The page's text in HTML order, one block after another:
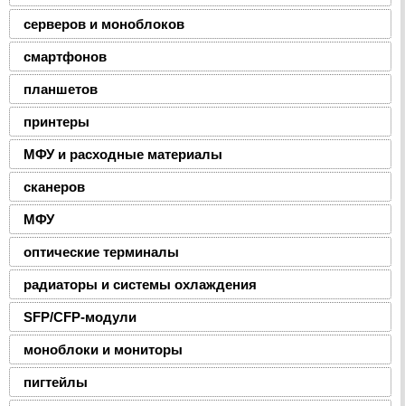
серверов и моноблоков
смартфонов
планшетов
принтеры
МФУ и расходные материалы
сканеров
МФУ
оптические терминалы
радиаторы и системы охлаждения
SFP/CFP-модули
моноблоки и мониторы
пигтейлы